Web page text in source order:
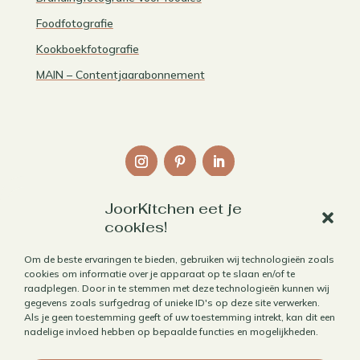
JoorKitchen eet je
cookies!
Om de beste ervaringen te bieden, gebruiken wij technologieën zoals
cookies om informatie over je apparaat op te slaan en/of te
raadplegen. Door in te stemmen met deze technologieën kunnen wij
gegevens zoals surfgedrag of unieke ID's op deze site verwerken.
Als je geen toestemming geeft of uw toestemming intrekt, kan dit een
nadelige invloed hebben op bepaalde functies en mogelijkheden.
Foodfotografie
Kookboekfotografie
MAIN – Contentjaarabonnement
Contact
Algemene voorwaarden
Privacybeleid